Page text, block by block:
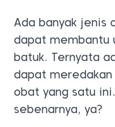
Ada banyak jenis
dapat membantu
batuk. Ternyata
dapat
obat yang satu
sebenarnya, ya?